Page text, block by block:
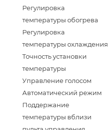
Регулировка
температуры обогрева
Регулировка
температуры охлаждения
Точность установки
температуры
Управление голосом
Автоматический режим
Поддержание
температуры вблизи